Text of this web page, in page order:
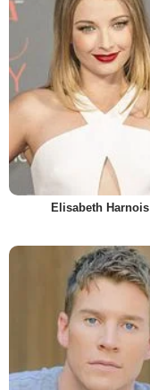
Elisabeth Harnois